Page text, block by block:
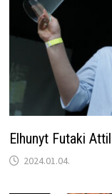
Elhunyt Futaki
2024.01.04.